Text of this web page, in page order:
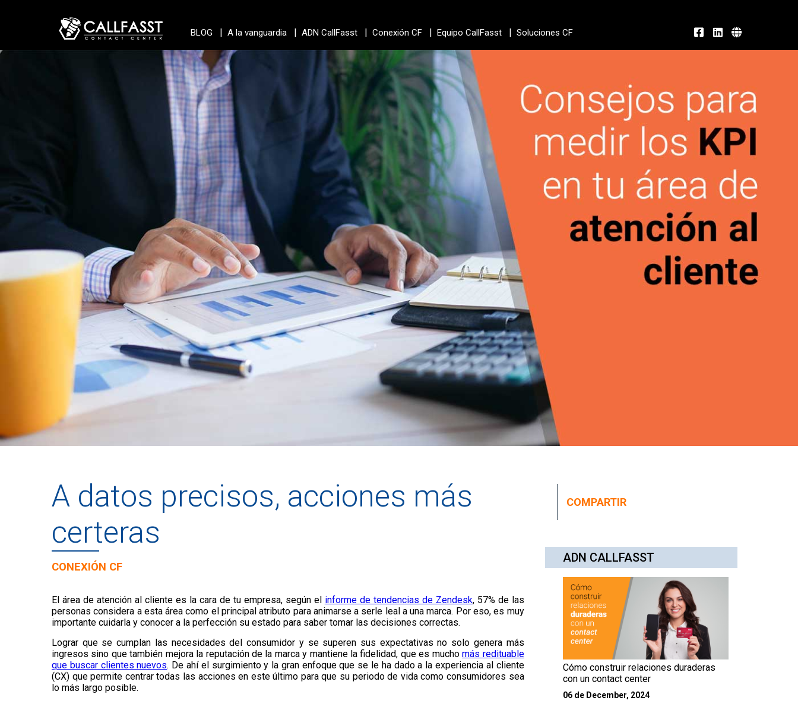
BLOG | A la vanguardia | ADN CallFasst | Conexión CF | Equipo CallFasst | Soluciones CF
A datos precisos, acciones más
certeras
CONEXIÓN CF
El área de atención al cliente es la cara de tu empresa, según el informe de tendencias de Zendesk, 57% de las
personas considera a esta área como el principal atributo para animarse a serle leal a una marca. Por eso, es muy
importante cuidarla y conocer a la perfección su estado para saber tomar las decisiones correctas.
Lograr que se cumplan las necesidades del consumidor y se superen sus expectativas no solo genera más
ingresos sino que también mejora la reputación de la marca y mantiene la fidelidad, que es muchomás redituable
que buscar clientes nuevos. De ahí el surgimiento y la gran enfoque que se le ha dado a la experiencia al cliente
(CX) que permite centrar todas las acciones en este último para que su periodo de vida como consumidores sea
lo más largo posible.
COMPARTIR
ADN CALLFASST
Cómo construir relaciones duraderas
con un contact center
06 de December, 2024